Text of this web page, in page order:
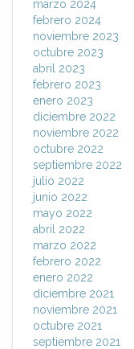
marzo 2024
febrero 2024
noviembre 2023
octubre 2023
abril 2023
febrero 2023
enero 2023
diciembre 2022
noviembre 2022
octubre 2022
septiembre 2022
julio 2022
junio 2022
mayo 2022
abril 2022
marzo 2022
febrero 2022
enero 2022
diciembre 2021
noviembre 2021
octubre 2021
septiembre 2021